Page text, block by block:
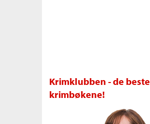
Krimklubben - de beste
krimbøkene!